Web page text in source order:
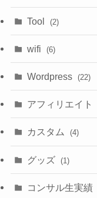
Tool (2)
wifi (6)
Wordpress (22)
アフィリエイト
カスタム (4)
グッズ (1)
コンサル生実績